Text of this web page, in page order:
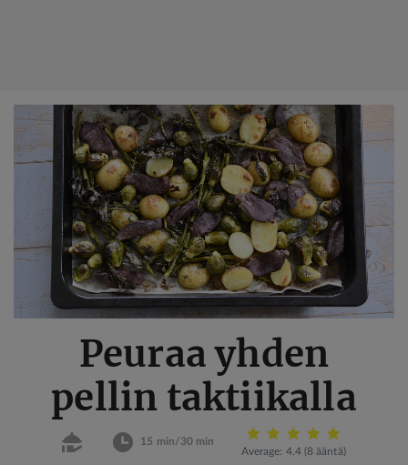
Hyppää
pääsisältöön
Peuraa yhden
pellin taktiikalla
15 min/30 min
Average: 4.4 (8 ääntä)